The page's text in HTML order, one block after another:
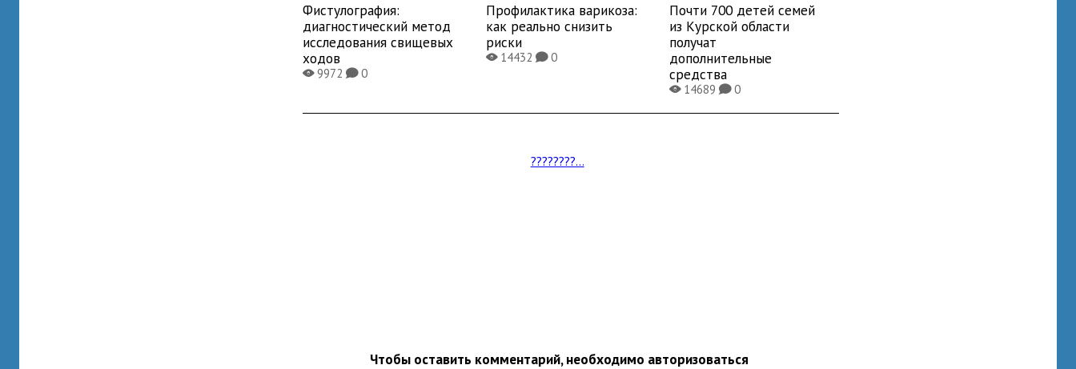
Фистулография:
диагностический метод
исследования свищевых
ходов
X9972K0
Профилактика варикоза:
как реально снизить
риски
X14432K0
Почти 700 детей семей
из Курской области
получат
дополнительные
средства
X14689K0
????????...
Чтобы оставить комментарий, необходимо авторизоваться